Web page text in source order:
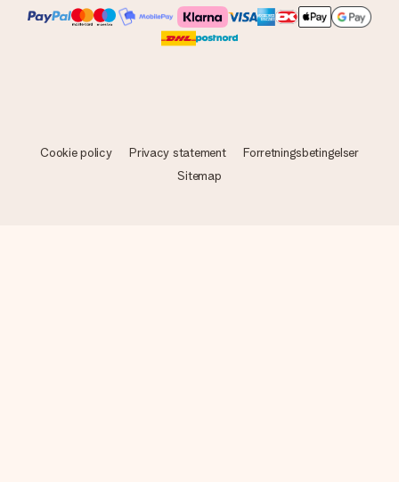
Cookie policy Privacy statement
Forretningsbetingelser
Sitemap